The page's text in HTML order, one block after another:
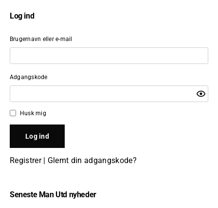
Log ind
Brugernavn eller e-mail
Adgangskode
Husk mig
Registrer| Glemt din adgangskode?
Seneste Man Utd nyheder